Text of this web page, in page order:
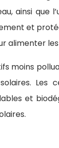
ainsi que
et
alimenter
Les
et